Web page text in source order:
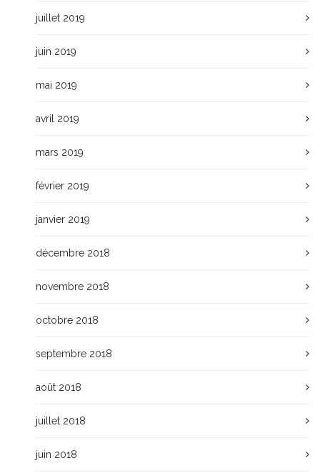
juillet 2019
juin 2019
mai 2019
avril 2019
mars 2019
février 2019
janvier 2019
décembre 2018
novembre 2018
octobre 2018
septembre 2018
août 2018
juillet 2018
juin 2018